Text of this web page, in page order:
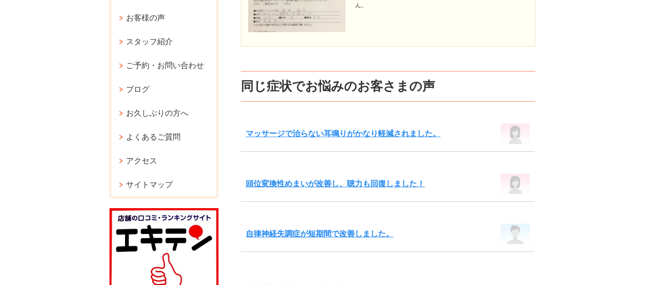
ん。
同じ症状でお悩みのお客さまの声
マッサージで治らない耳鳴りがかなり軽減されました。
頭位変換性めまいが改善し、聴力も回復しました！
自律神経失調症が短期間で改善しました。
お客様の声
スタッフ紹介
ご予約・お問い合わせ
ブログ
お久しぶりの方へ
よくあるご質問
アクセス
サイトマップ